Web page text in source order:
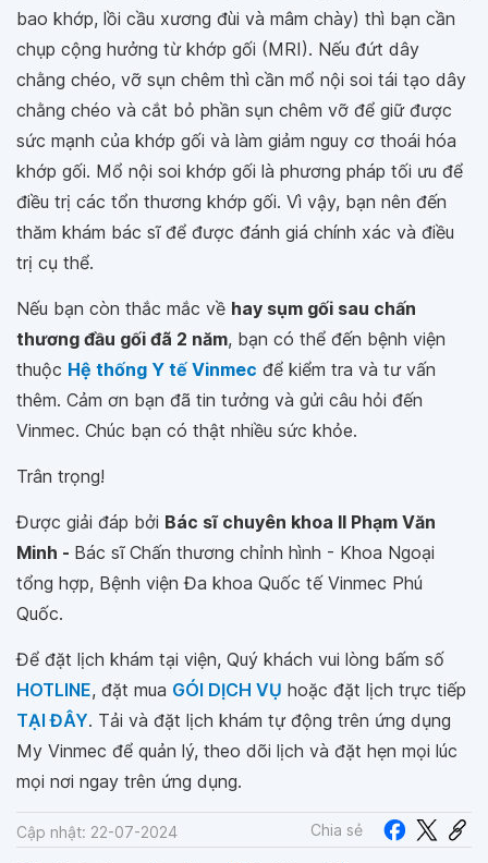
bao khớp, lồi cầu xương đùi và mâm chày) thì bạn cần
chụp cộng hưởng từ khớp gối (MRI). Nếu đứt dây
chằng chéo, vỡ sụn chêm thì cần mổ nội soi tái tạo dây
chằng chéo và cắt bỏ phần sụn chêm vỡ để giữ được
sức mạnh của khớp gối và làm giảm nguy cơ thoái hóa
khớp gối. Mổ nội soi khớp gối là phương pháp tối ưu để
điều trị các tổn thương khớp gối. Vì vậy, bạn nên đến
thăm khám bác sĩ để được đánh giá chính xác và điều
trị cụ thể.
Nếu bạn còn thắc mắc về hay sụm gối sau chấn
thương đầu gối đã 2 năm, bạn có thể đến bệnh viện
thuộc Hệ thống Y tế Vinmec để kiểm tra và tư vấn
thêm. Cảm ơn bạn đã tin tưởng và gửi câu hỏi đến
Vinmec. Chúc bạn có thật nhiều sức khỏe.
Trân trọng!
Được giải đáp bởi Bác sĩ chuyên khoa II Phạm Văn
Minh - Bác sĩ Chấn thương chỉnh hình - Khoa Ngoại
tổng hợp, Bệnh viện Đa khoa Quốc tế Vinmec Phú
Quốc.
Để đặt lịch khám tại viện, Quý khách vui lòng bấm số
HOTLINE, đặt mua GÓI DỊCH VỤ hoặc đặt lịch trực tiếp
TẠI ĐÂY. Tải và đặt lịch khám tự động trên ứng dụng
My Vinmec để quản lý, theo dõi lịch và đặt hẹn mọi lúc
mọi nơi ngay trên ứng dụng.
Cập nhật: 22-07-2024 Chia sẻ